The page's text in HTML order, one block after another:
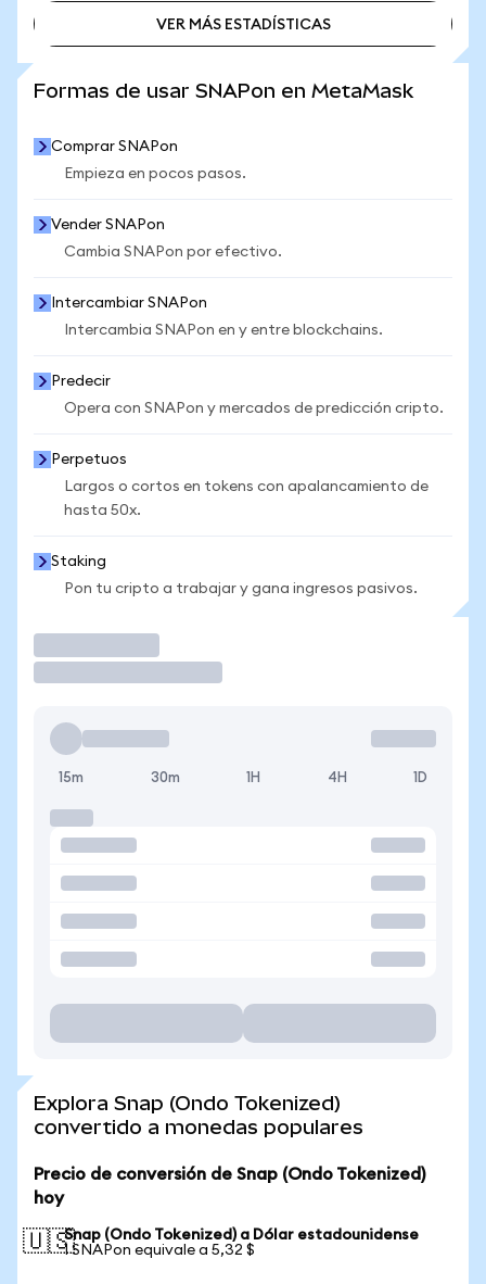
VER MÁS ESTADÍSTICAS
Formas de usar SNAPon en MetaMask
Comprar SNAPon
Empieza en pocos pasos.
Vender SNAPon
Cambia SNAPon por efectivo.
Intercambiar SNAPon
Intercambia SNAPon en y entre blockchains.
Predecir
Opera con SNAPon y mercados de predicción cripto.
Perpetuos
Largos o cortos en tokens con apalancamiento de
hasta 50x.
Staking
Pon tu cripto a trabajar y gana ingresos pasivos.
15m 30m 1H 4H 1D
Explora Snap (Ondo Tokenized)
convertido a monedas populares
Precio de conversión de Snap (Ondo Tokenized)
hoy
🇺🇸Snap (Ondo Tokenized) a Dólar estadounidense
1 SNAPon equivale a 5,32 $